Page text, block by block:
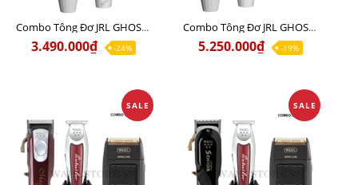
Combo Tông Đơ JRL GHOST 1 Limited Edition Chính Hãng USA
3.490.000₫ -24%
Combo Tông Đơ JRL GHOST 2 Limited Edition Chính Hãng USA
5.250.000₫ -19%
SALE SALE